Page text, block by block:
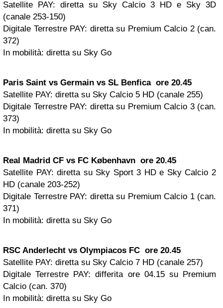
Satellite PAY: diretta su Sky Calcio 3 HD e Sky 3D
(canale 253-150)
Digitale Terrestre PAY: diretta su Premium Calcio 2 (can.
372)
In mobilità: diretta su Sky Go
Paris Saint vs Germain vs SL Benfica ore 20.45
Satellite PAY: diretta su Sky Calcio 5 HD (canale 255)
Digitale Terrestre PAY: diretta su Premium Calcio 3 (can.
373)
In mobilità: diretta su Sky Go
Real Madrid CF vs FC København ore 20.45
Satellite PAY:diretta su Sky Sport 3 HD e Sky Calcio 2
HD (canale 203-252)
Digitale Terrestre PAY: diretta su Premium Calcio 1 (can.
371)
In mobilità: diretta su Sky Go
RSC Anderlecht vs Olympiacos FC ore 20.45
Satellite PAY: diretta su Sky Calcio 7 HD (canale 257)
Digitale Terrestre PAY: differita ore 04.15 su Premium
Calcio (can. 370)
In mobilità: diretta su Sky Go